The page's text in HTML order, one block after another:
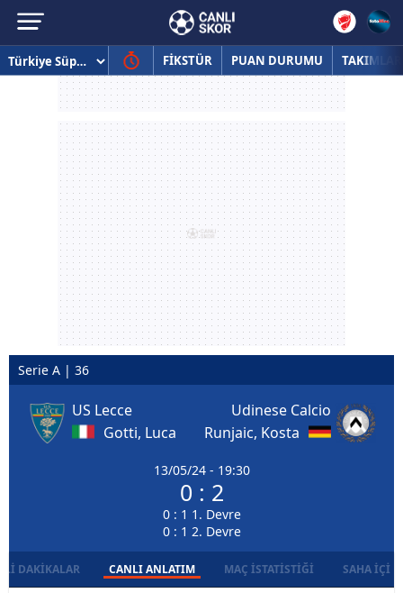
FİKSTÜR PUAN DURUMU TAKIMLAR
Serie A | 36
US Lecce
Gotti, Luca
13/05/24 - 19:30
0 : 2
0 : 1 1. Devre
0 : 1 2. Devre
Udinese Calcio
Runjaic, Kosta
DAKIKALAR CANLI ANLATIM MAÇ İSTATISTIĞI SAHA İÇI